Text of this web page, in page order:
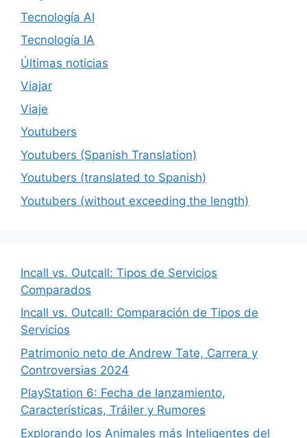
Tecnología AI
Tecnología IA
Últimas noticias
Viajar
Viaje
Youtubers
Youtubers (Spanish Translation)
Youtubers (translated to Spanish)
Youtubers (without exceeding the length)
Incall vs. Outcall: Tipos de Servicios
Comparados
Incall vs. Outcall: Comparación de Tipos de
Servicios
Patrimonio neto de Andrew Tate, Carrera y
Controversias 2024
PlayStation 6: Fecha de lanzamiento,
Características, Tráiler y Rumores
Explorando los Animales más Inteligentes del